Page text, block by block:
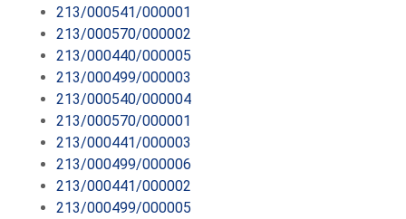
213/000541/000001
213/000570/000002
213/000440/000005
213/000499/000003
213/000540/000004
213/000570/000001
213/000441/000003
213/000499/000006
213/000441/000002
213/000499/000005